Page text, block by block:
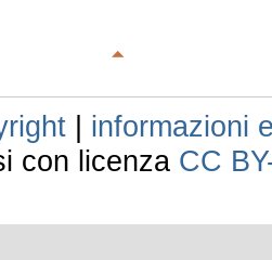
| informazioni
con licenza CC